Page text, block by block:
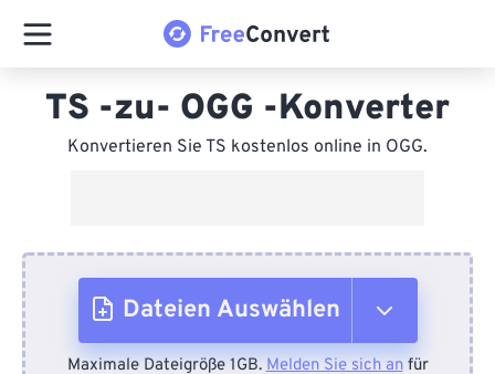
TS -zu- OGG -Konverter
Konvertieren Sie TS kostenlos online in OGG.
Dateien Auswählen
Maximale Dateigröße 1GB.Melden Sie sich anfür